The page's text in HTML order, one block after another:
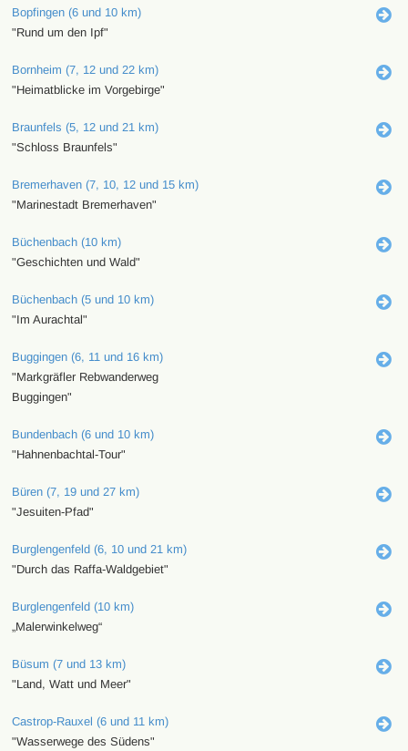
Bopfingen (6 und 10 km)
"Rund um den Ipf"
Bornheim (7, 12 und 22 km)
"Heimatblicke im Vorgebirge"
Braunfels (5, 12 und 21 km)
"Schloss Braunfels"
Bremerhaven (7, 10, 12 und 15 km)
"Marinestadt Bremerhaven"
Büchenbach (10 km)
"Geschichten und Wald"
Büchenbach (5 und 10 km)
"Im Aurachtal"
Buggingen (6, 11 und 16 km)
"Markgräfler Rebwanderweg
Buggingen"
Bundenbach (6 und 10 km)
"Hahnenbachtal-Tour"
Büren (7, 19 und 27 km)
"Jesuiten-Pfad"
Burglengenfeld (6, 10 und 21 km)
"Durch das Raffa-Waldgebiet"
Burglengenfeld (10 km)
„Malerwinkelweg“
Büsum (7 und 13 km)
"Land, Watt und Meer"
Castrop-Rauxel (6 und 11 km)
"Wasserwege des Südens"